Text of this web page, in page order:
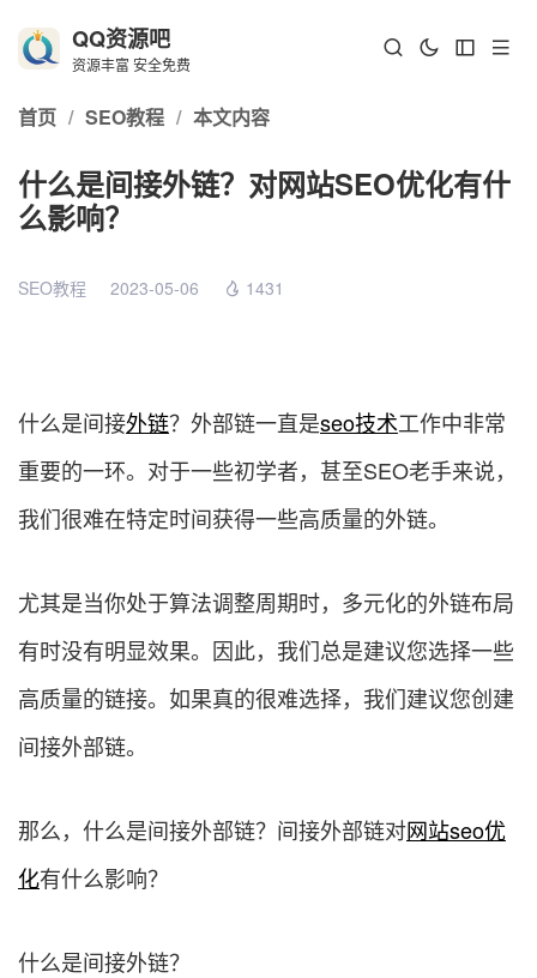
QQ资源吧
资源丰富 安全免费
首页 / SEO教程 / 本文内容
什么是间接外链？对网站SEO优化有什
么影响？
SEO教程 2023-05-06 1431
什么是间接外链？外部链一直是seo技术工作中非常
重要的一环。对于一些初学者，甚至SEO老手来说，
我们很难在特定时间获得一些高质量的外链。
尤其是当你处于算法调整周期时，多元化的外链布局
有时没有明显效果。因此，我们总是建议您选择一些
高质量的链接。如果真的很难选择，我们建议您创建
间接外部链。
那么，什么是间接外部链？间接外部链对网站seo优
化有什么影响？
什么是间接外链？